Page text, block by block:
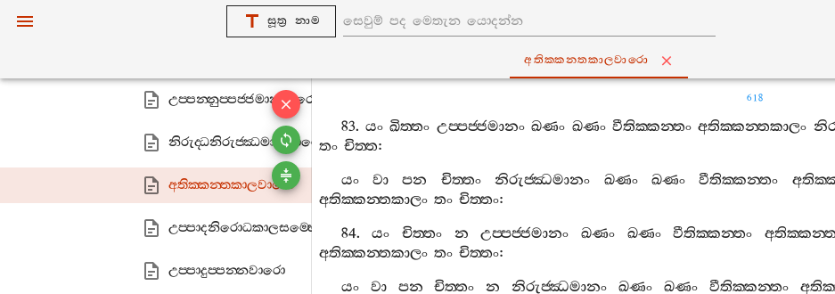
සූත්‍ර නාම
අතික‍්කන‍්තකාලවාරො
උප‍්පන‍්නුප‍්පාදවාරො
උප‍්පන‍්නුප‍්පජ‍්ජමානවාරො
නිරුද‍්ධනිරුජ‍්ඣමානවාරො
අතික‍්කන‍්තකාලවාරො
උප‍්පාදනිරොධකාලසම‍්භෙදවාරො
උප‍්පාදුප‍්පන‍්නවාරො
618
83. යං ඛිත‍්තං උප‍්පජ‍්ජමානං ඛණං ඛණං වීතික‍්කන‍්තං අතික‍්කන‍්තකාලං
තං චිත‍්ත:
යං
වා පන චිත‍්තං නිරුජ‍්ඣමානං ඛණං ඛණං වීතික‍්කන‍්තං
අතික‍්කන‍්තකාලං තං චිත‍්තං:
84.යං චිත‍්තං න උප‍්පජ‍්ජමානං ඛණං ඛණං වීතික‍්කන‍්තං
අතික‍්කන‍්තකාලං තං චිත‍්තං:
යං
වා පන චිත‍්තං න නිරුජ‍්ඣමානං ඛණං ඛණං වීතික‍්කන‍්තං